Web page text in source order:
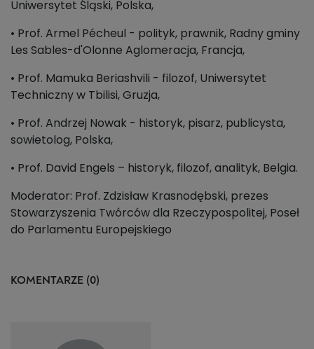
Uniwersytet Śląski, Polska,
• Prof. Armel Pécheul - polityk, prawnik, Radny gminy
Les Sables-d'Olonne Aglomeracja, Francja,
• Prof. Mamuka Beriashvili - filozof, Uniwersytet
Techniczny w Tbilisi, Gruzja,
• Prof. Andrzej Nowak - historyk, pisarz, publicysta,
sowietolog, Polska,
• Prof. David Engels – historyk, filozof, analityk, Belgia.
Moderator: Prof. Zdzisław Krasnodębski, prezes
Stowarzyszenia Twórców dla Rzeczypospolitej, Poseł
do Parlamentu Europejskiego
KOMENTARZE (0)